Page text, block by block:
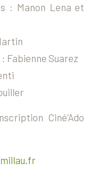
: Manon Lena et
Fabienne Suarez
Ciné’Ado